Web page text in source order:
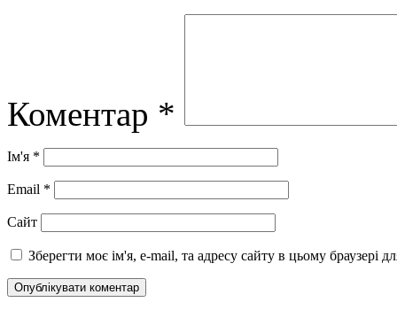
Коментар *
Ім'я *
Email *
Сайт
Зберегти моє ім'я, e-mail, та адресу сайту в цьому браузері